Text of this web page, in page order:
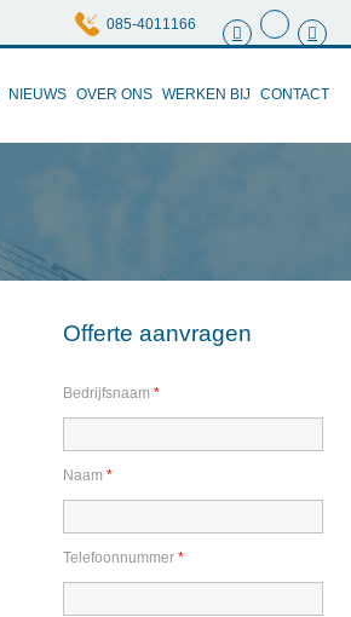
085-4011166
NIEUWS OVER ONS WERKEN BIJ CONTACT
Offerte aanvragen
Bedrijfsnaam *
Naam *
Telefoonnummer *